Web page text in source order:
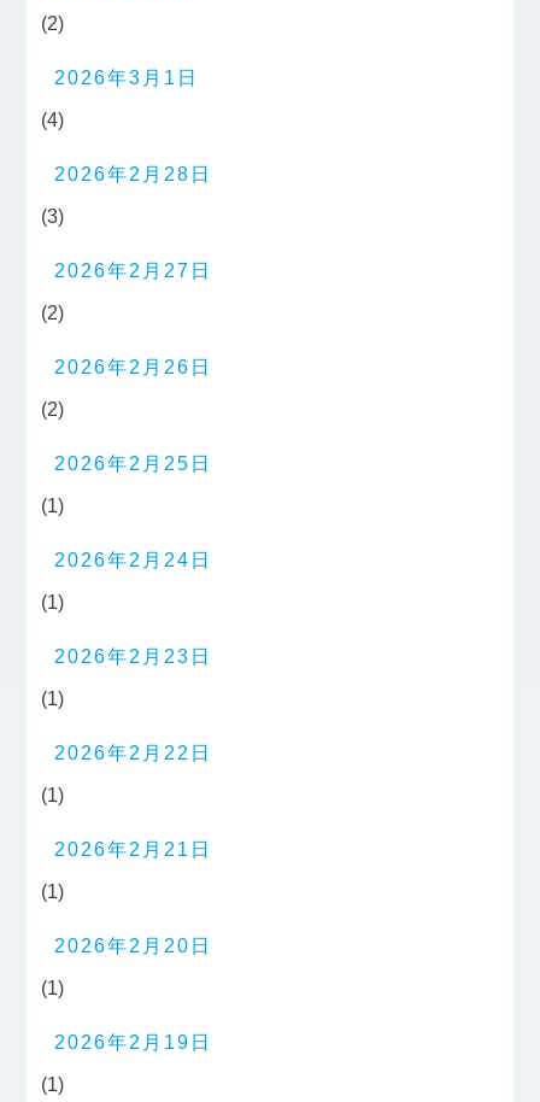
(2)
2026年3月1日
(4)
2026年2月28日
(3)
2026年2月27日
(2)
2026年2月26日
(2)
2026年2月25日
(1)
2026年2月24日
(1)
2026年2月23日
(1)
2026年2月22日
(1)
2026年2月21日
(1)
2026年2月20日
(1)
2026年2月19日
(1)